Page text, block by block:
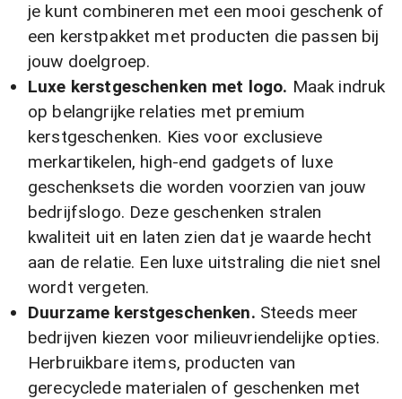
je kunt combineren met een mooi geschenk of
een kerstpakket met producten die passen bij
jouw doelgroep.
Luxe kerstgeschenken met logo. Maak indruk
op belangrijke relaties met premium
kerstgeschenken. Kies voor exclusieve
merkartikelen, high-end gadgets of luxe
geschenksets die worden voorzien van jouw
bedrijfslogo. Deze geschenken stralen
kwaliteit uit en laten zien dat je waarde hecht
aan de relatie. Een luxe uitstraling die niet snel
wordt vergeten.
Duurzame kerstgeschenken. Steeds meer
bedrijven kiezen voor milieuvriendelijke opties.
Herbruikbare items, producten van
gerecyclede materialen of geschenken met